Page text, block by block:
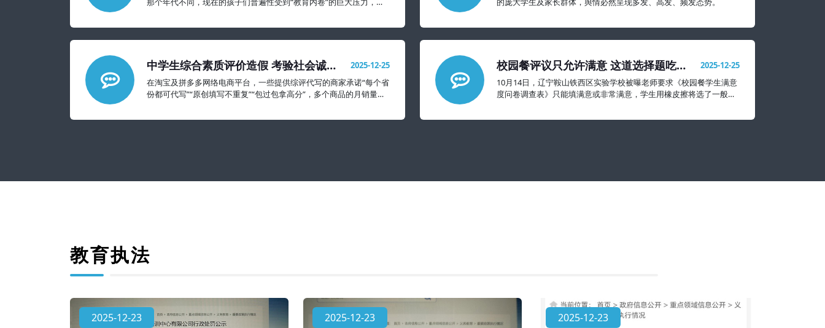
中学生综合素质评价造假 考验社会诚信
与契约精神
2025-12-25
在淘宝及拼多多网络电商平台，一些提供综评代写的商家承诺“每个省
份都可代写”“原创填写不重复”“包过包拿高分”，多个商品的月销量达
校园餐评议只允许满意 这道选择题吃相
太难看
2025-12-25
10月14日，辽宁鞍山铁西区实验学校被曝老师要求《校园餐学生满意
度问卷调查表》只能填满意或非常满意，学生用橡皮擦将选了一般和
教育执法
2025-12-23 2025-12-23 2025-12-23